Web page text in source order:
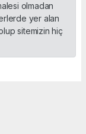
olmadan
yer alan
sitemizin hiç